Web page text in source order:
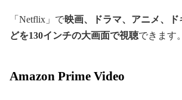
「Netflix」で映画、ドラマ、アニメ、
どを130インチの大画面で視聴できます。
Amazon Prime Video